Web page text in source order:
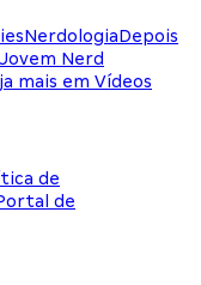
NerdologiaDepois
Jovem Nerd
mais em Vídeos
de
de